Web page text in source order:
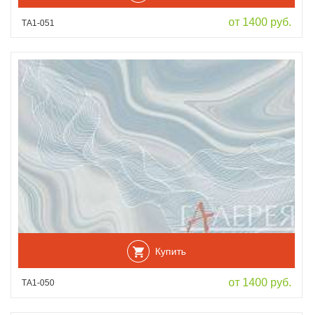
ТА1-051 от 1400 руб.
Купить
ТА1-050 от 1400 руб.